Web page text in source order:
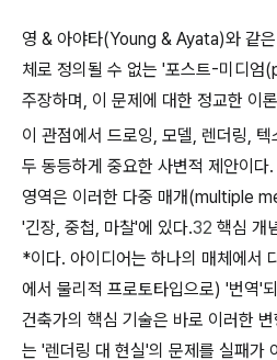
영 & 아야타(Young & Ayata)와 같
체로 정의될 수 없는 '포스트-미디
주장하며, 이 문제에 대한 정교한 이
이 관점에서 드로잉, 모델, 렌더링,
두 동등하게 중요한 사변적 제안이다
영역은 이러한 다중 매개(multiple
'긴장, 중첩, 마찰'에 있다.32 핵심 개
*이다. 아이디어는 하나의 매체에서
에서 물리적 프로토타입으로) '번역'
건축가의 핵심 기술은 바로 이러한
는 '렌더링 대 현실'의 문제를 실패가